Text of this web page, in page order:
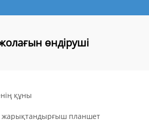
өндіруші
құны
жарықтандырғыш планшет